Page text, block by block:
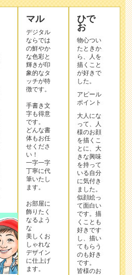
マル
デジタル
ならでは
の鮮やか
な色彩と
輝きが印
象的なタ
ッチが特
徴です。
手書き文
字も得意
です。
どんな書
体もお任
せくださ
い！
一字一字
丁寧に代
筆いたし
ます。
お部屋に
飾りたく
なるよう
な
美しくお
しゃれな
デザイン
に仕上げ
ます。
ひで
お
物心つい
たときか
ら、人を
描くこと
が好きで
した。
アピール
ポイント
大人にな
って、人
様のお顔
を描くこ
とに、大
きな興味
を持って
いる自分
に気付き
ました。
似顔絵っ
て面白い
です。描
くことも
好きです
し、描い
てもらう
のも好き
です。
皆様のお